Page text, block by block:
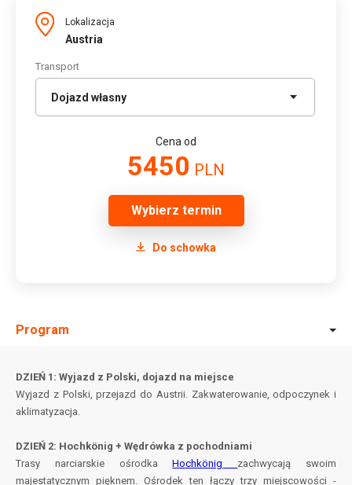
Lokalizacja
Austria
Transport
Cena od
5450 PLN
Wybierz termin
Do schowka
Program
DZIEŃ 1: Wyjazd z Polski, dojazd na miejsce
Wyjazd z Polski, przejazd do Austrii. Zakwaterowanie, odpoczynek i
aklimatyzacja.
DZIEŃ 2: Hochkönig + Wędrówka z pochodniami
Trasy narciarskie ośrodkaHochkönig zachwycają swoim
majestatycznym pięknem. Ośrodek ten łączy trzy miejscowości -